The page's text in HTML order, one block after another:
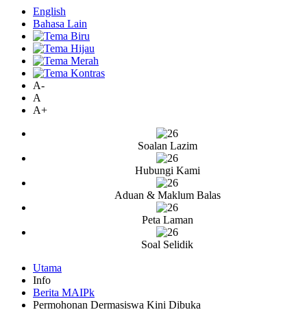
English
Bahasa Lain
A-
A
A+
Soalan Lazim
Hubungi Kami
Aduan & Maklum Balas
Peta Laman
Soal Selidik
Utama
Info
Berita MAIPk
Permohonan Dermasiswa Kini Dibuka